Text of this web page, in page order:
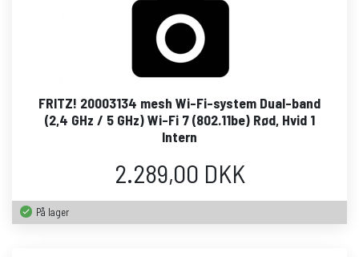
FRITZ! 20003134 mesh Wi-Fi-system Dual-band
(2,4 GHz / 5 GHz) Wi-Fi 7 (802.11be) Rød, Hvid 1
Intern
2.289,00 DKK
På lager